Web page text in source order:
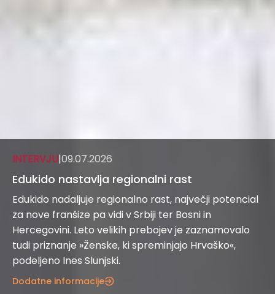
INTERVJU|09.07.2026
Edukido nastavlja regionalni rast
Edukido nadaljuje regionalno rast, največji potencial
za nove franšize pa vidi v Srbiji ter Bosni in
Hercegovini. Leto velikih prebojev je zaznamovalo
tudi priznanje »Ženske, ki spreminjajo Hrvaško«,
podeljeno Ines Slunjski.
Dodatne informacije